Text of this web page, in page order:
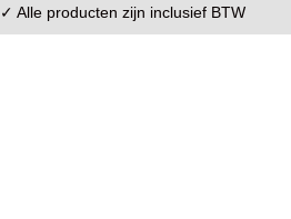
✓ Alle producten zijn inclusief BTW